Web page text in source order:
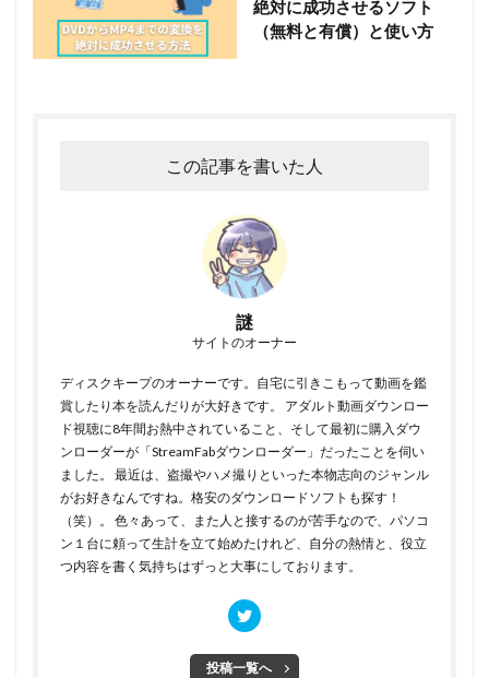
絶対に成功させるソフト
（無料と有償）と使い方
この記事を書いた人
謎
サイトのオーナー
ディスクキープのオーナーです。自宅に引きこもって動画を鑑
賞したり本を読んだりが大好きです。 アダルト動画ダウンロー
ド視聴に8年間お熱中されていること、そして最初に購入ダウ
ンローダーが「StreamFabダウンローダー」だったことを伺い
ました。 最近は、盗撮やハメ撮りといった本物志向のジャンル
がお好きなんですね。格安のダウンロードソフトも探す！
（笑）。 色々あって、また人と接するのが苦手なので、パソコ
ン１台に頼って生計を立て始めたけれど、自分の熱情と、役立
つ内容を書く気持ちはずっと大事にしております。
投稿一覧へ